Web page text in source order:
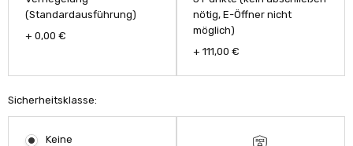
(Standardausführung)
+ 0,00 €
nötig, E-Öffner nicht
möglich)
+ 111,00 €
Sicherheitsklasse:
Keine